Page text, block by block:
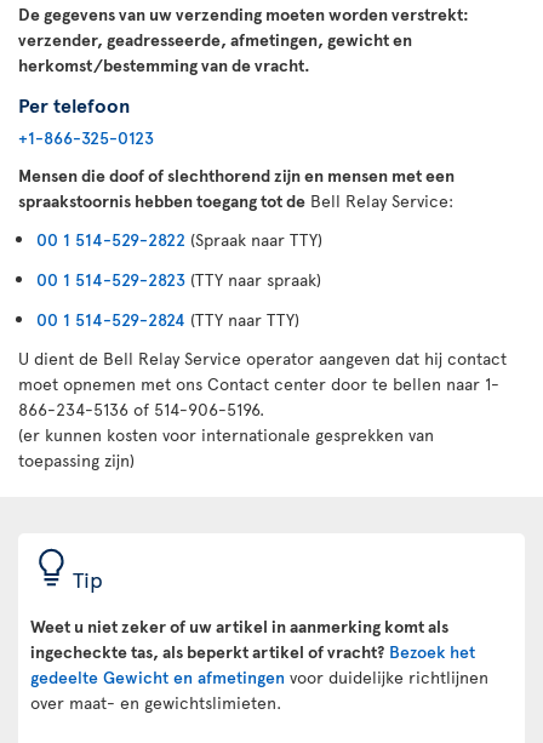
De gegevens van uw verzending moeten worden verstrekt:
verzender, geadresseerde, afmetingen, gewicht en
herkomst/bestemming van de vracht.
Per telefoon
+1-866-325-0123
Mensen die doof of slechthorend zijn en mensen met een
spraakstoornis hebben toegang tot de Bell Relay Service:
00 1 514-529-2822 (Spraak naar TTY)
00 1 514-529-2823 (TTY naar spraak)
00 1 514-529-2824 (TTY naar TTY)
U dient de Bell Relay Service operator aangeven dat hij contact
moet opnemen met ons Contact center door te bellen naar 1-
866-234-5136 of 514-906-5196.
(er kunnen kosten voor internationale gesprekken van
toepassing zijn)
Tip
Weet u niet zeker of uw artikel in aanmerking komt als
ingecheckte tas, als beperkt artikel of vracht? Bezoek het
gedeelte Gewicht en afmetingen voor duidelijke richtlijnen
over maat- en gewichtslimieten.